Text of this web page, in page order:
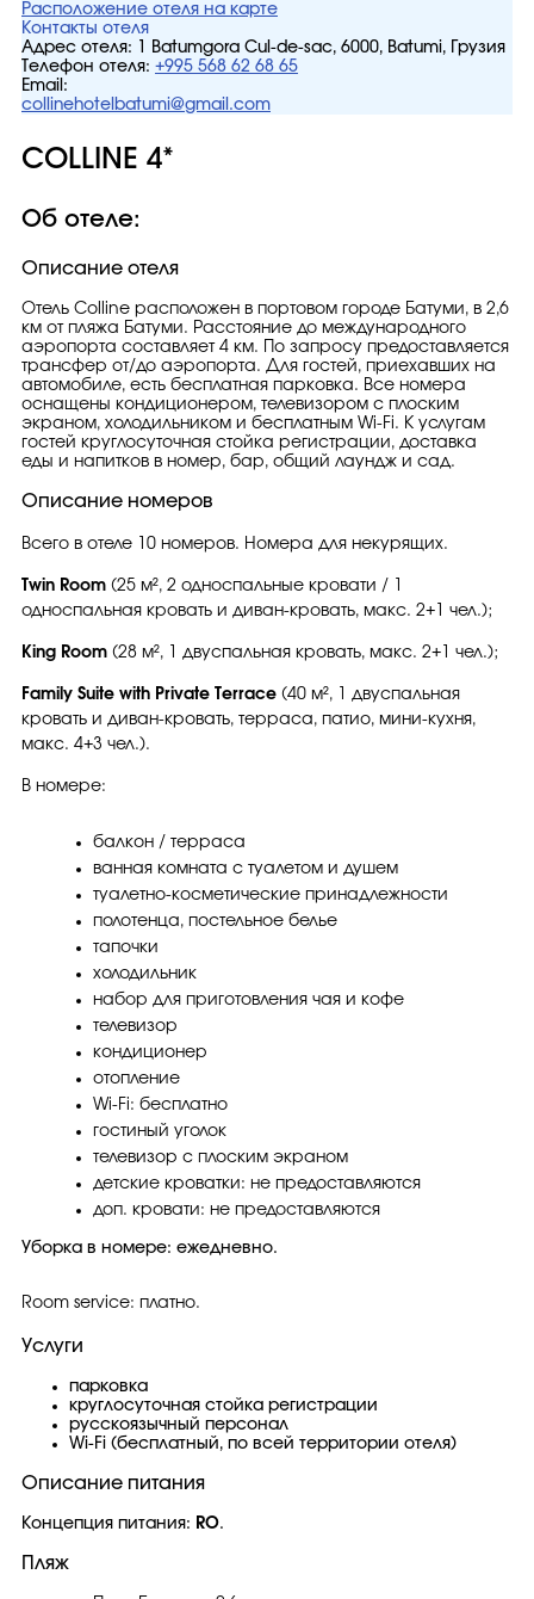
Расположение отеля на карте
Контакты отеля
Адрес отеля:
1 Batumgora Cul-de-sac, 6000, Batumi, Грузия
Телефон отеля: +995 568 62 68 65
Email:
collinehotelbatumi@gmail.com
COLLINE 4*
Об отеле:
Описание отеля
Отель Colline расположен в портовом городе Батуми, в 2,6
км от пляжа Батуми. Расстояние до международного
аэропорта составляет 4 км. По запросу предоставляется
трансфер от/до аэропорта. Для гостей, приехавших на
автомобиле, есть бесплатная парковка. Все номера
оснащены кондиционером, телевизором с плоским
экраном, холодильником и бесплатным Wi-Fi. К услугам
гостей круглосуточная стойка регистрации, доставка
еды и напитков в номер, бар, общий лаундж и сад.
Описание номеров
Всего в отеле 10 номеров. Номера для некурящих.
Twin Room (25 м², 2 односпальные кровати / 1
односпальная кровать и диван-кровать, макс. 2+1 чел.);
King Room (28 м², 1 двуспальная кровать, макс. 2+1 чел.);
Family Suite with Private Terrace (40 м², 1 двуспальная
кровать и диван-кровать, терраса, патио, мини-кухня,
макс. 4+3 чел.).
В номере:
балкон / терраса
ванная комната с туалетом и душем
туалетно-косметические принадлежности
полотенца, постельное белье
тапочки
холодильник
набор для приготовления чая и кофе
телевизор
кондиционер
отопление
Wi-Fi: бесплатно
гостиный уголок
телевизор с плоским экраном
детские кроватки: не предоставляются
доп. кровати: не предоставляются
Уборка в номере: ежедневно.
Room service: платно.
Услуги
парковка
круглосуточная стойка регистрации
русскоязычный персонал
Wi-Fi (бесплатный, по всей территории отеля)
Описание питания
Концепция питания: RO.
Пляж